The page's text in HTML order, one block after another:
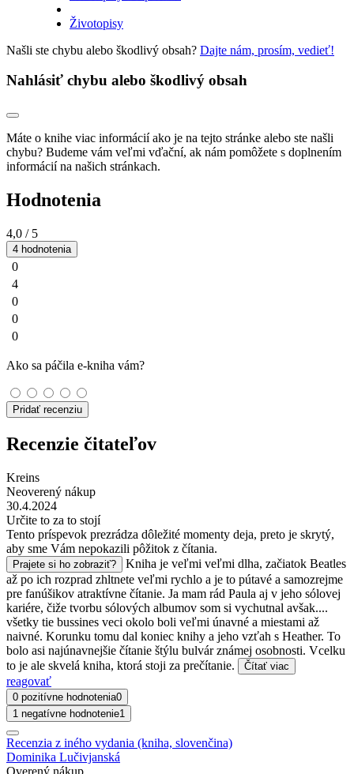
Životopisy
Našli ste chybu alebo škodlivý obsah? Dajte nám, prosím, vedieť!
Nahlásiť chybu alebo škodlivý obsah
Máte o knihe viac informácií ako je na tejto stránke alebo ste našli
chybu? Budeme vám veľmi vďační, ak nám pomôžete s doplnením
informácií na našich stránkach.
Hodnotenia
4,0 / 5
4 hodnotenia
0
4
0
0
0
Ako sa páčila e-kniha vám?
Pridať recenziu
Recenzie čitateľov
Kreins
Neoverený nákup
30.4.2024
Určite to za to stojí
Tento príspevok prezrádza dôležité momenty deja, preto je skrytý,
aby sme Vám nepokazili pôžitok z čítania.
Prajete si ho zobraziť?
Kniha je veľmi veľmi dlha, začiatok Beatles
až po ich rozprad zhltnete veľmi rychlo a je to pútavé a samozrejme
pre fanúšikov atraktívne čítanie. Ja mam rád Paula aj v jeho sólovej
kariére, čiže tvorbu sólových albumov som si vychutnal avšak....
všetky tie bussines veci okolo boli veľmi únavné a miestami až
naivné. Korunku tomu dal koniec knihy a jeho vzťah s Heather. To
bolo asi najúnavnejšie čítanie štýlu bulvár známej osobnosti. Vcelku
to je ale skvelá kniha, ktorá stoji za prečítanie.
Čítať viac
reagovať
0 pozitívne hodnotenia0
1 negatívne hodnotenie1
Recenzia z iného vydania (kniha, slovenčina)
Dominika Lučivjanská
Overený nákup